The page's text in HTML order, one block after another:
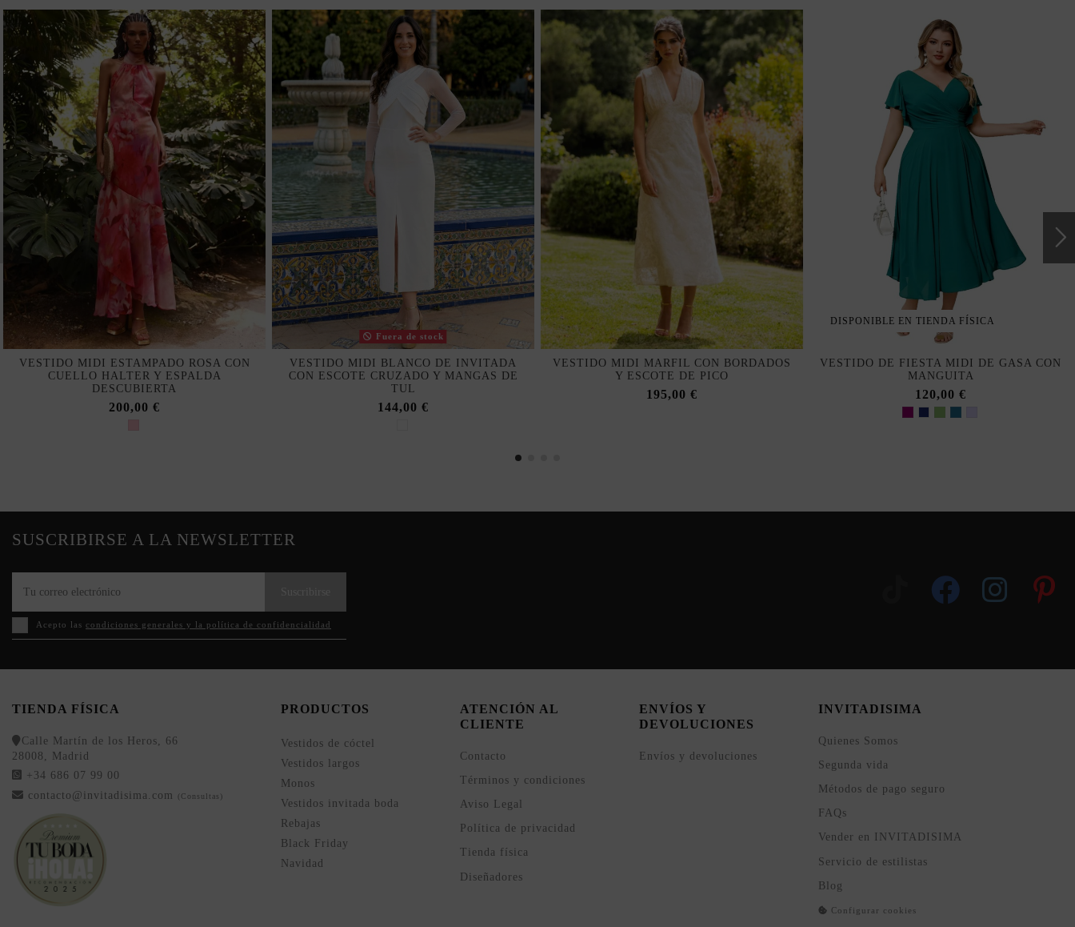
VESTIDO MIDI ESTAMPADO ROSA CON
CUELLO HALTER Y ESPALDA
DESCUBIERTA
200,00 €
Fuera de stock
VESTIDO MIDI BLANCO DE INVITADA
CON ESCOTE CRUZADO Y MANGAS DE
TUL
144,00 €
VESTIDO MIDI MARFIL CON BORDADOS
Y ESCOTE DE PICO
195,00 €
DISPONIBLE EN TIENDA FÍSICA
VESTIDO DE FIESTA MIDI DE GASA CON
MANGUITA
120,00 €
SUSCRIBIRSE A LA NEWSLETTER
Acepto las condiciones generales y la política de confidencialidad
TIENDA FÍSICA
Calle Martín de los Heros, 66
28008, Madrid
+34 686 07 99 00
contacto@invitadisima.com
(Consultas)
PRODUCTOS
Vestidos de cóctel
Vestidos largos
Monos
Vestidos invitada boda
Rebajas
Black Friday
Navidad
ATENCIÓN AL
CLIENTE
Contacto
Términos y condiciones
Aviso Legal
Política de privacidad
Tienda física
Diseñadores
ENVÍOS Y
DEVOLUCIONES
Envíos y devoluciones
INVITADISIMA
Quienes Somos
Segunda vida
Métodos de pago seguro
FAQs
Vender en INVITADISIMA
Servicio de estilistas
Blog
Configurar cookies